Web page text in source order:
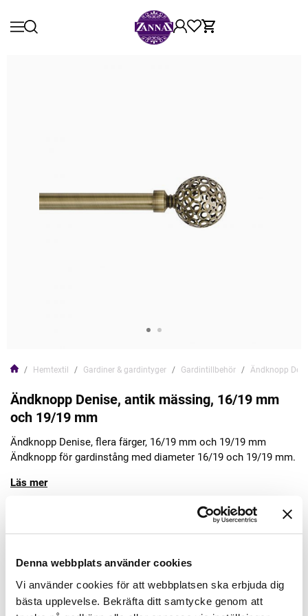
Denna webbplats använder cookies
Vi använder cookies för att webbplatsen ska erbjuda dig
bästa upplevelse. Bekräfta ditt samtycke genom att
Hemtextil Gardiner & gardintyger Gardintillbehör Ändknopp
Ändknopp Denise, antik mässing, 16/19 mm
och 19/19 mm
Ändknopp Denise, flera färger, 16/19 mm och 19/19 mm
Ändknopp för gardinstång med diameter 16/19 och 19/19 mm.
Läs mer
Lägg till varukorgen
Finns i lager